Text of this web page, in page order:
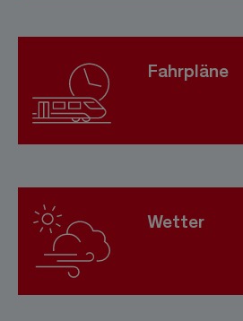
Fahrpläne
Wetter